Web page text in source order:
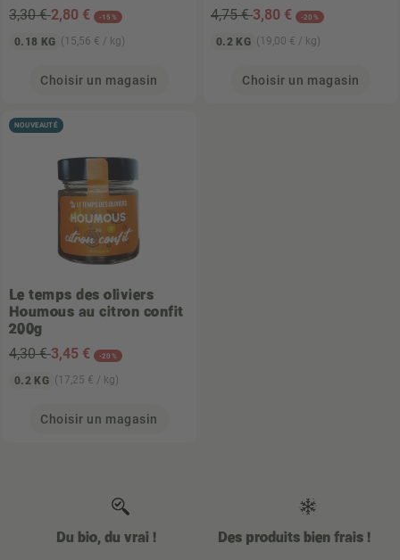
3,30 €2,80 € -15%
0.18 KG (15,56 € / kg)
Choisir un magasin
4,75 €3,80 € -20%
0.2 KG (19,00 € / kg)
Choisir un magasin
NOUVEAUTÉ
Le temps des oliviers
Houmous au citron confit
200g
4,30 €3,45 € -20%
0.2 KG (17,25 € / kg)
Choisir un magasin
Du bio, du vrai ! Des produits bien frais !